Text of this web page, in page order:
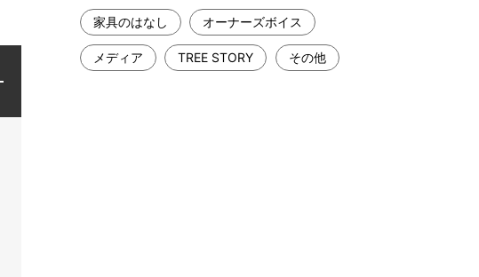
家具のはなし オーナーズボイス
メディア TREE STORY その他